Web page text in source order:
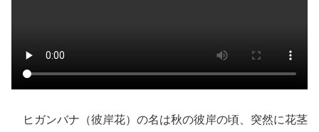
ヒガンバナ（彼岸花）の名は秋の彼岸の頃、突然に花茎